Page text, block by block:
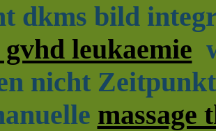
dkms bild
leukaemie
nicht
massage